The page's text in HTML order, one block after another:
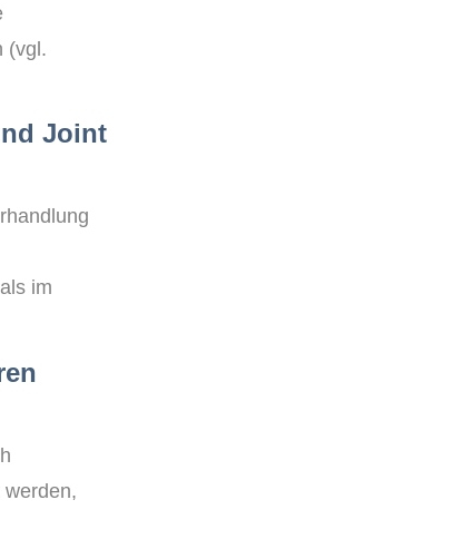
(vgl.
Joint
im